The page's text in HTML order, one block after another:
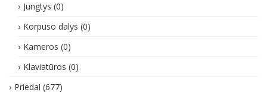
Jungtys (0)
Korpuso dalys (0)
Kameros (0)
Klaviatūros (0)
Priedai (677)